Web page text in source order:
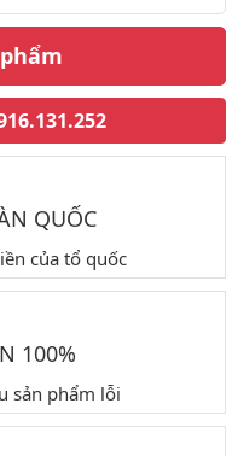
QUỐC
của tổ quốc
100%
sản phẩm lỗi